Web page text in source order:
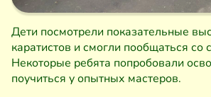
Дети посмотрели показательные
каратистов и смогли пообщаться со
Некоторые ребята попробовали
поучиться у опытных мастеров.